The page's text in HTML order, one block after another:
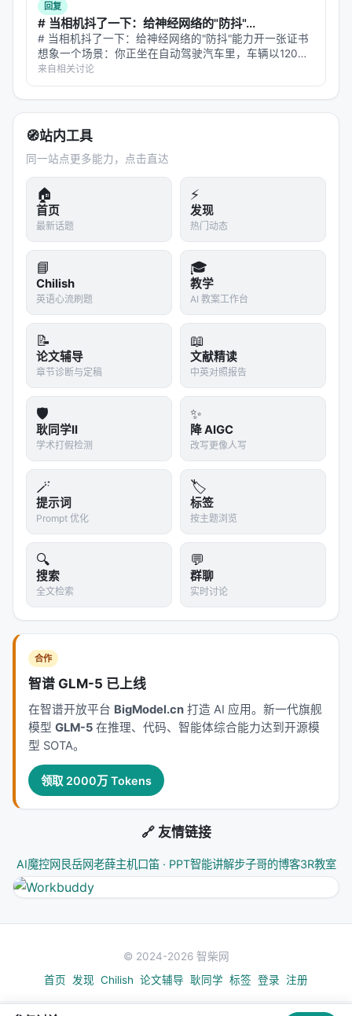
参考文献
原文：OpenP5 RecSys23 tutorial. arXiv / 出版源
见链接。
---
深度分析附录
技术脉络定位
本工作处于 recommendation
统交叉地带。从系统视角看，它回应的是「如何在
LLM 时代重新分配检索、排序、生成与工具调用的职
责边界」这一核心问题。若将经典搜索栈比作漏斗：
召回负责覆盖，精排负责判别，生成负责呈现；而
LLM 时代的新增变量是
推理预算与行动空间
检索、检索几次、调用何种工具）。
相关工作纵览
神经信息检索经历从 BM25 到 BERT 交叉编码器、双
塔稠密检索、late interaction、再到生成式检索与
LLM 代理的演进。每一代方法都在
性三角中寻找平衡。稠密检索以近似最近邻搜索实现
毫秒级召回，但对领域迁移与长尾查询敏感；交叉编
码器精度高但无法预计算文档表示；生成式方法减少
级联误差却面临索引更新难题。 在推荐侧，从矩阵分
解、深度 CTR、序列 Transformer 到 LLM 指令跟随
与生成式推荐（Gen-Rec），核心矛盾在于：用户行
为稀疏、物品_catalog_巨大、且业务目标多维权衡。
LLM 提供语义先验与冷启动能力，但线上推理成本与
幻觉风险要求谨慎的系统设计。 RAG 与 Agentic
Search 将外部知识访问从「一次性检索」扩展为「可
nDCG 转向任务成功率、引用准确率、多跳推理链完
整性等过程指标。
工程落地检查清单
| 检查项 | 问题 | 建议 | |--------|------|------| | 数据
| 训练/索引是否含 PII？版本如何管理？ | 分区索引、
脱敏、可回滚 embedding 版本 | | 延迟 | p99 预算多
少？检索几步？ | 级联+早停、缓存热门查询、异步重
排 | | 质量 | 离线提升是否转化为线上 CTR/满意度？ |
索是否引入投毒/偏见？ | 来源白名单、对抗检测、输
出过滤 | | 成本 | 每查询 token 与 GPU 占用？ | 路由
从摘要到实现的鸿沟
论文摘要往往强调最优指标，但工程团队需额外评
回复
# 当相机抖了一下：给神经网络的"防抖"...
# 当相机抖了一下：给神经网络的"防抖"能力开一张证书
想象一个场景：你正坐在自动驾驶汽车里，车辆以120公
里的时速驶过一段颠簸的山路。突然，路标上有一个"前
方施工"的警告。但就在这一瞬间，车身剧烈颠簸，车载
摄像头的画面糊成了一团——这个…
来自相关讨论
🧭站内工具
同一站点更多能力，点击直达
🏠
首页
最新话题
⚡
发现
热门动态
📘
Chilish
英语心流刷题
🎓
教学
AI 教案工作台
📝
论文辅导
章节诊断与定稿
📖
文献精读
中英对照报告
🛡️
耿同学II
学术打假检测
✨
降 AIGC
改写更像人写
🪄
提示词
Prompt 优化
🏷️
标签
按主题浏览
🔍
搜索
全文检索
💬
群聊
实时讨论
合作
智谱 GLM-5 已上线
在智谱开放平台 BigModel.cn 打造 AI 应用。新一代旗舰
模型 GLM-5 在推理、代码、智能体综合能力达到开源模
型 SOTA。
领取 2000万 Tokens
🔗 友情链接
AI魔控网 艮岳网老薛主机口笛 · PPT智能讲解步子哥的博客3R教室
© 2024-2026 智柴网
首页
发现 Chilish 论文辅导 耿同学 标签 登录 注册